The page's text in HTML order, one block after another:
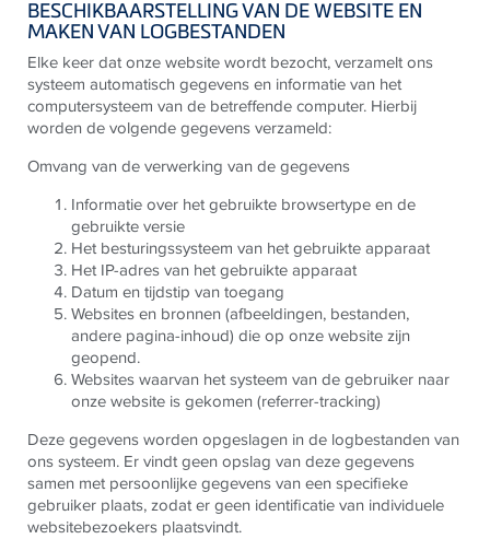
BESCHIKBAARSTELLING VAN DE WEBSITE EN
MAKEN VAN LOGBESTANDEN
Elke keer dat onze website wordt bezocht, verzamelt ons
systeem automatisch gegevens en informatie van het
computersysteem van de betreffende computer. Hierbij
worden de volgende gegevens verzameld:
Omvang van de verwerking van de gegevens
Informatie over het gebruikte browsertype en de
gebruikte versie
Het besturingssysteem van het gebruikte apparaat
Het IP-adres van het gebruikte apparaat
Datum en tijdstip van toegang
Websites en bronnen (afbeeldingen, bestanden,
andere pagina-inhoud) die op onze website zijn
geopend.
Websites waarvan het systeem van de gebruiker naar
onze website is gekomen (referrer-tracking)
Deze gegevens worden opgeslagen in de logbestanden van
ons systeem. Er vindt geen opslag van deze gegevens
samen met persoonlijke gegevens van een specifieke
gebruiker plaats, zodat er geen identificatie van individuele
websitebezoekers plaatsvindt.